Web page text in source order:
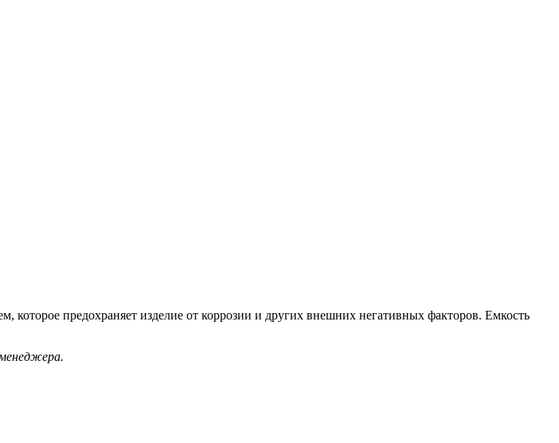
которое предохраняет изделие от коррозии и других внешних негативных факторов. Емкость